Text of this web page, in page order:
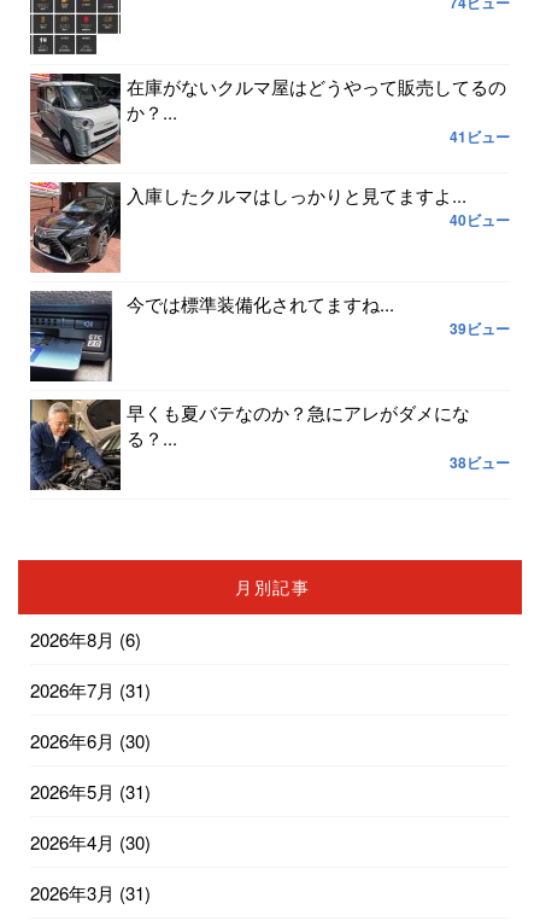
在庫がないクルマ屋はどうやって販売してるの
か？...
41ビュー
入庫したクルマはしっかりと見てますよ...
40ビュー
今では標準装備化されてますね...
39ビュー
早くも夏バテなのか？急にアレがダメにな
る？...
38ビュー
月別記事
2026年8月 (6)
2026年7月 (31)
2026年6月 (30)
2026年5月 (31)
2026年4月 (30)
2026年3月 (31)